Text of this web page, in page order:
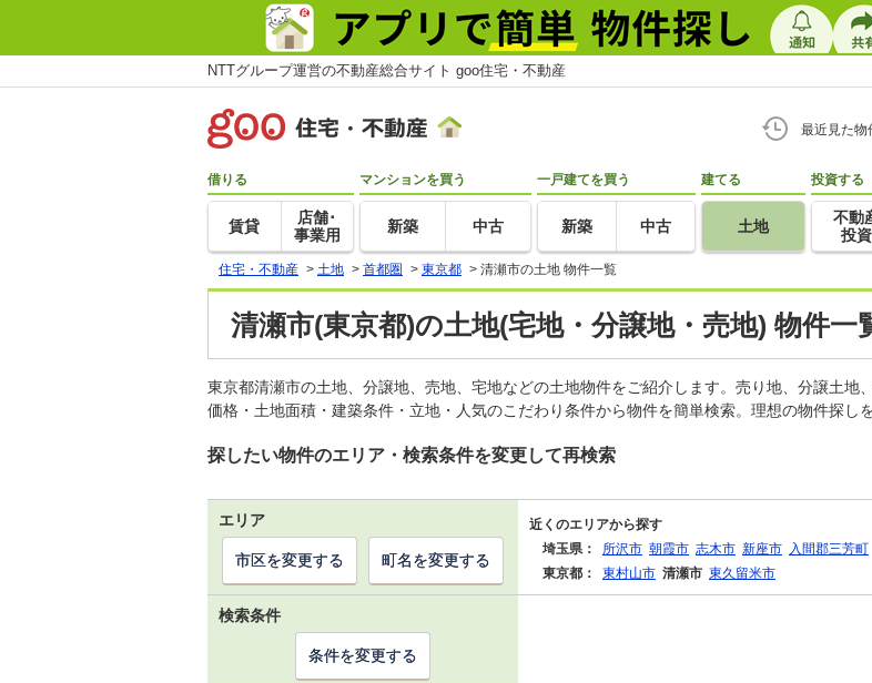
NTTグループ運営の不動産総合サイト goo住宅・不動産
最近見た物
借りる
賃貸
店舗･
事業用
マンションを買う
新築 中古
一戸建てを買う
新築 中古
建てる
土地
投資する
不動
投資
住宅・不動産 > 土地 > 首都圏 > 東京都 > 清瀬市の土地 物件一覧
清瀬市(東京都)の土地(宅地・分譲地・売地) 物件一
東京都清瀬市の土地、分譲地、売地、宅地などの土地物件をご紹介します。売り地、分譲土地
価格・土地面積・建築条件・立地・人気のこだわり条件から物件を簡単検索。理想の物件探し
探したい物件のエリア・検索条件を変更して再検索
エリア
近くのエリアから探す
埼玉県：
所沢市 朝霞市 志木市 新座市 入間郡三芳町
東京都：
東村山市 清瀬市 東久留米市
市区を変更する 町名を変更する
検索条件
条件を変更する